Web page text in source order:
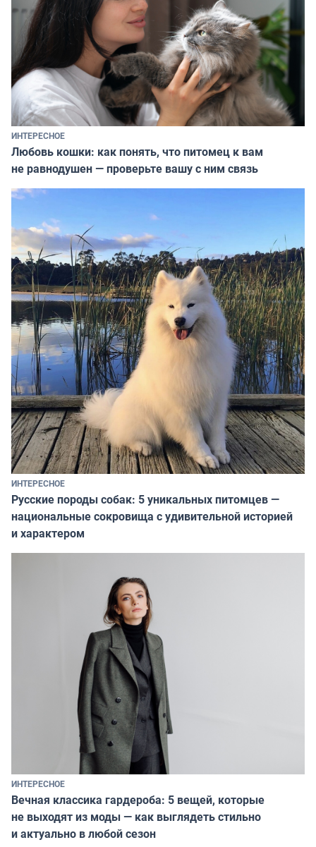
ИНТЕРЕСНОЕ
Любовь кошки: как понять, что питомец к вам
не равнодушен — проверьте вашу с ним связь
ИНТЕРЕСНОЕ
Русские породы собак: 5 уникальных питомцев —
национальные сокровища с удивительной историей
и характером
ИНТЕРЕСНОЕ
Вечная классика гардероба: 5 вещей, которые
не выходят из моды — как выглядеть стильно
и актуально в любой сезон